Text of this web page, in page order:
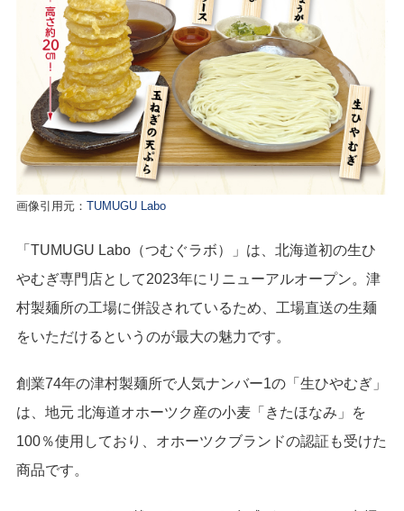
画像引用元： TUMUGU Labo
「TUMUGU Labo（つむぐラボ）」は、北海道初の生ひ
やむぎ専門店として2023年にリニューアルオープン。津
村製麺所の工場に併設されているため、工場直送の生麺
をいただけるというのが最大の魅力です。
創業74年の津村製麺所で人気ナンバー1の「生ひやむぎ」
は、地元 北海道オホーツク産の小麦「きたほなみ」を
100％使用しており、オホーツクブランドの認証も受けた
商品です。